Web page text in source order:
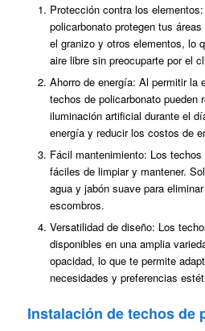
Protección contra los
policarbonato protegen tus
el granizo y otros elementos, lo
aire libre sin preocuparte por el
Ahorro de energía: Al permitir la
techos de policarbonato pueden
iluminación artificial durante el
energía y reducir los costos de
Fácil mantenimiento: Los
fáciles de limpiar y mantener.
agua y jabón suave para
escombros.
Versatilidad de diseño: Los
disponibles en una amplia
opacidad, lo que te permite
necesidades y preferencias
Instalación de techos de